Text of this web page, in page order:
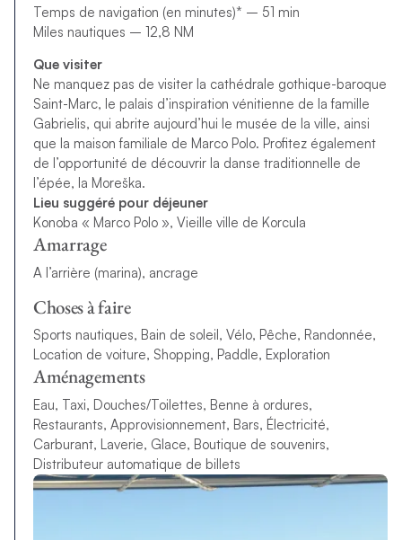
Temps de navigation (en minutes)* – 51 min
Miles nautiques – 12,8 NM
Que visiter
Ne manquez pas de visiter la cathédrale gothique-baroque
Saint-Marc, le palais d’inspiration vénitienne de la famille
Gabrielis, qui abrite aujourd’hui le musée de la ville, ainsi
que la maison familiale de Marco Polo. Profitez également
de l’opportunité de découvrir la danse traditionnelle de
l’épée, la Moreška.
Lieu suggéré pour déjeuner
Konoba « Marco Polo », Vieille ville de Korcula
Amarrage
A l’arrière (marina), ancrage
Choses à faire
Sports nautiques, Bain de soleil, Vélo, Pêche, Randonnée,
Location de voiture, Shopping, Paddle, Exploration
Aménagements
Eau, Taxi, Douches/Toilettes, Benne à ordures,
Restaurants, Approvisionnement, Bars, Électricité,
Carburant, Laverie, Glace, Boutique de souvenirs,
Distributeur automatique de billets